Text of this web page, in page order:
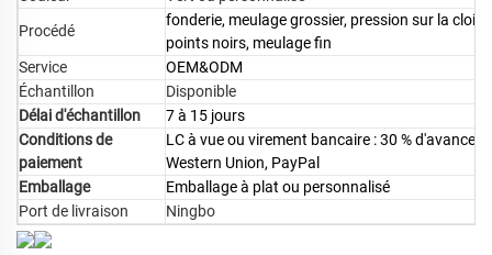
Procédé
fonderie, meulage grossier, pression sur la
points noirs, meulage fin
Service
OEM&ODM
Échantillon
Disponible
Délai d'échantillon
7 à 15 jours
Conditions de
paiement
LC à vue ou virement bancaire : 30 %
Western Union, PayPal
Emballage
Emballage à plat ou personnalisé
Port de livraison
Ningbo